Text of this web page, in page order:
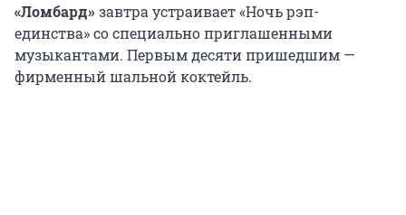
«Ломбард»завтра устраивает «Ночь рэп-
единства» со специально приглашенными
музыкантами. Первым десяти пришедшим —
фирменный шальной коктейль.